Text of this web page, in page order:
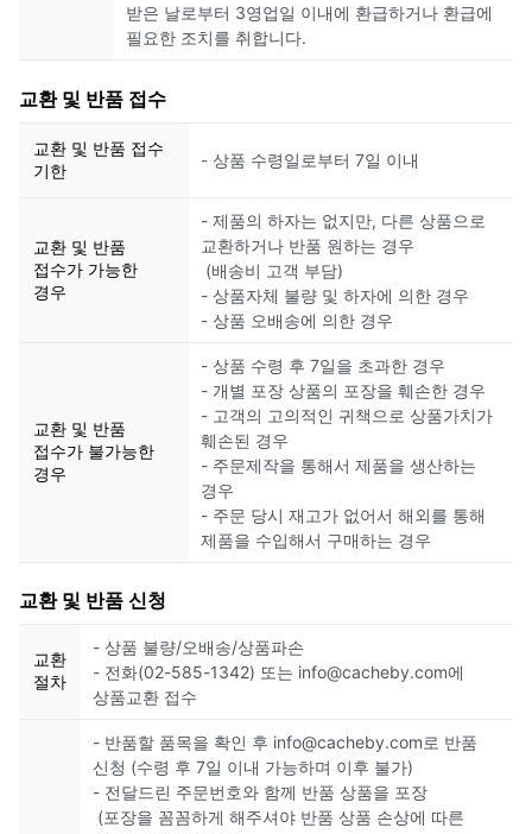
받은 날로부터 3영업일 이내에 환급하거나 환급에
필요한 조치를 취합니다.
교환 및 반품 접수
교환 및 반품 접수
기한
- 상품 수령일로부터 7일 이내
교환 및 반품
접수가 가능한
경우
- 제품의 하자는 없지만, 다른 상품으로
교환하거나 반품 원하는 경우
(배송비 고객 부담)
- 상품자체 불량 및 하자에 의한 경우
- 상품 오배송에 의한 경우
교환 및 반품
접수가 불가능한
경우
- 상품 수령 후 7일을 초과한 경우
- 개별 포장 상품의 포장을 훼손한 경우
- 고객의 고의적인 귀책으로 상품가치가
훼손된 경우
- 주문제작을 통해서 제품을 생산하는
경우
- 주문 당시 재고가 없어서 해외를 통해
제품을 수입해서 구매하는 경우
교환 및 반품 신청
교환
절차
- 상품 불량/오배송/상품파손
- 전화(02-585-1342) 또는 info@cacheby.com에
상품교환 접수
- 반품할 품목을 확인 후 info@cacheby.com로 반품
신청 (수령 후 7일 이내 가능하며 이후 불가)
- 전달드린 주문번호와 함께 반품 상품을 포장
(포장을 꼼꼼하게 해주셔야 반품 상품 손상에 따른